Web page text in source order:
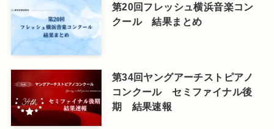
第20回フレッシュ横浜音楽コン
クール 結果まとめ
第34回ヤングアーチストピアノ
コンクール セミファイナル後
期 結果速報